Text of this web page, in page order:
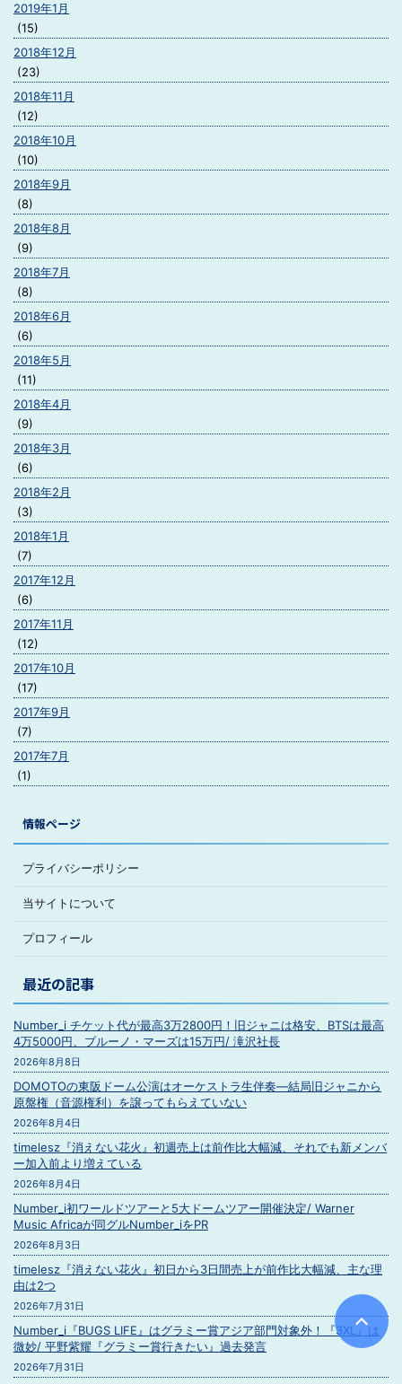
2019年1月
(15)
2018年12月
(23)
2018年11月
(12)
2018年10月
(10)
2018年9月
(8)
2018年8月
(9)
2018年7月
(8)
2018年6月
(6)
2018年5月
(11)
2018年4月
(9)
2018年3月
(6)
2018年2月
(3)
2018年1月
(7)
2017年12月
(6)
2017年11月
(12)
2017年10月
(17)
2017年9月
(7)
2017年7月
(1)
情報ページ
プライバシーポリシー
当サイトについて
プロフィール
最近の記事
Number_i チケット代が最高3万2800円！旧ジャニは格安、BTSは最高
4万5000円、ブルーノ・マーズは15万円/ 滝沢社長
2026年8月8日
DOMOTOの東阪ドーム公演はオーケストラ生伴奏―結局旧ジャニから
原盤権（音源権利）を譲ってもらえていない
2026年8月4日
timelesz『消えない花火』初週売上は前作比大幅減、それでも新メンバ
ー加入前より増えている
2026年8月4日
Number_i初ワールドツアーと5大ドームツアー開催決定/ Warner
Music Africaが同グルNumber_iをPR
2026年8月3日
timelesz『消えない花火』初日から3日間売上が前作比大幅減、主な理
由は2つ
2026年7月31日
Number_i『BUGS LIFE』はグラミー賞アジア部門対象外！『3XL』は
微妙/ 平野紫耀『グラミー賞行きたい』過去発言
2026年7月31日